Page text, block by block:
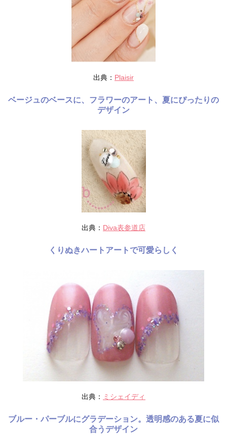
出典： Plaisir
ベージュのベースに、フラワーのアート、夏にぴったりの
デザイン
出典： Diva表参道店
くりぬきハートアートで可愛らしく
出典： ミシェイディ
ブルー・パーブルにグラデーション。透明感のある夏に似
合うデザイン